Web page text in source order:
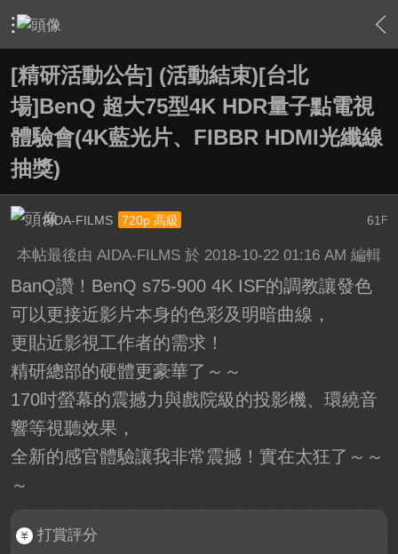
› 站務中心 › 精研活動告示版 › 內容
[精研活動公告] (活動結束)[台北
場]BenQ 超大75型4K HDR量子點電視
體驗會(4K藍光片、FIBBR HDMI光纖線
抽獎)
61 F
AIDA-FILMS 720p 高級
本帖最後由 AIDA-FILMS 於 2018-10-22 01:16 AM 編輯
BanQ讚！BenQ s75-900 4K ISF的調教讓發色
可以更接近影片本身的色彩及明暗曲線，
更貼近影視工作者的需求！
精研總部的硬體更豪華了～～
170吋螢幕的震撼力與戲院級的投影機、環繞音
響等視聽效果，
全新的感官體驗讓我非常震撼！實在太狂了～～
～
打賞評分